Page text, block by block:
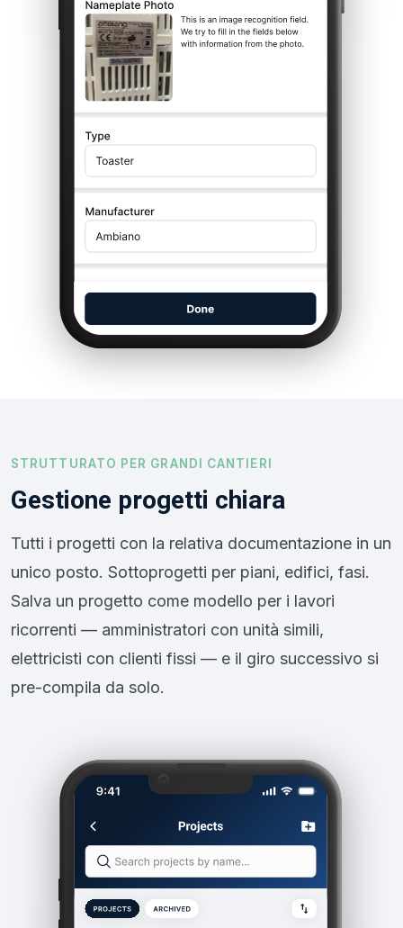
STRUTTURATO PER GRANDI CANTIERI
Gestione progetti chiara
Tutti i progetti con la relativa documentazione in un
unico posto. Sottoprogetti per piani, edifici, fasi.
Salva un progetto come modello per i lavori
ricorrenti — amministratori con unità simili,
elettricisti con clienti fissi — e il giro successivo si
pre-compila da solo.